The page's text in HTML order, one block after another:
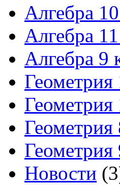
Алгебра
Алгебра
Алгебра 9
Геометрия
Геометрия
Геометрия
Геометрия
Новости